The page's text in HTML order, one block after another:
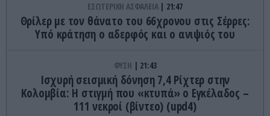
ΕΣΩΤΕΡΙΚΗ ΑΣΦΑΛΕΙΑ 21:47
Θρίλερ με τον θάνατο του 66χρονου στις Σέρρες:
Υπό κράτηση ο αδερφός και ο ανιψιός του
ΦΥΣΗ 21:43
Ισχυρή σεισμική δόνηση 7,4 Ρίχτερ στην
Κολομβία: Η στιγμή που «κτυπά» ο Εγκέλαδος –
111 νεκροί (βίντεο) (upd4)